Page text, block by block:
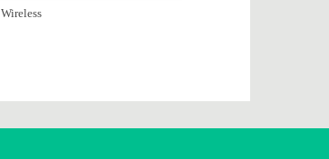
Wireless